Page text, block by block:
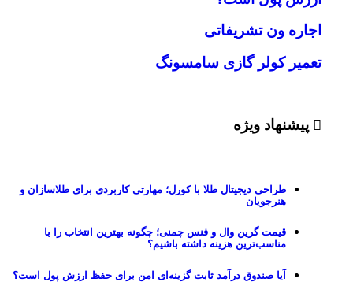
ون تشریفاتی
کولر گازی سامسونگ
پیشنهاد ویژه
طراحی دیجیتال طلا با کورل؛ مهارتی کاربردی برای طلاسازان و
قیمت گرین وال و فنس چمنی؛ چگونه بهترین انتخاب را با
مناسب‌ترین هزینه داشته باشیم؟
آیا صندوق درآمد ثابت گزینه‌ای امن برای حفظ ارزش پول است؟